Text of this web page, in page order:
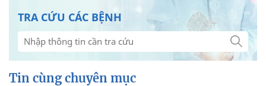
TRA CỨU CÁC BỆNH
Tin cùng chuyên mục